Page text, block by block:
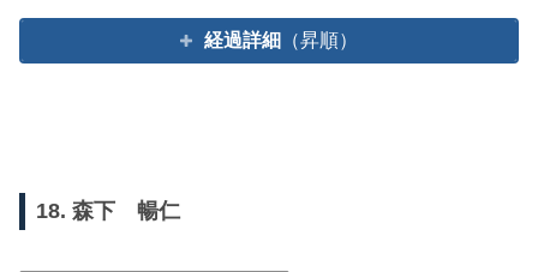
経過詳細 （昇順）
18. 森下 暢仁